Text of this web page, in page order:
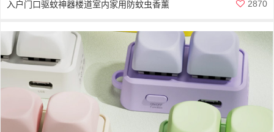
入户门口驱蚊神器楼道室内家用防蚊虫香薰 2870